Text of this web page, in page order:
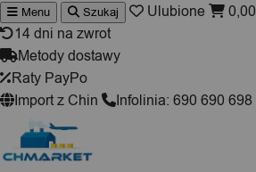
Wyszukiwarka
produktów
Menu Szukaj Ulubione 0,00
14 dni na zwrot
Metody dostawy
Raty PayPo
Import z Chin
Infolinia: 690 690 698